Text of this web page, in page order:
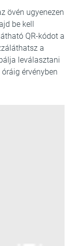
övén ugyenezen
be kell
QR-kódot a
a
leválasztani
érvényben